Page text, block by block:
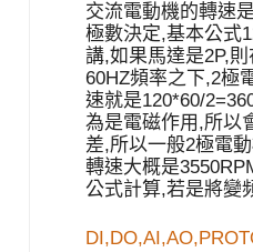
交流電動機的轉速
極數決定,基本公式
講,如果馬達是2P,
60HZ頻率之下,2極
速就是120*60/
為是電磁作用,所以
差,所以一般2極電
轉速大概是
公式計算,若是將變